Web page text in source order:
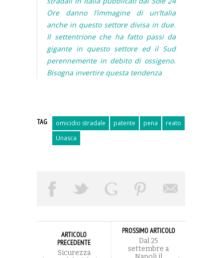
Ore danno l’immagine di un’Italia
anche in questo settore divisa in due.
Il settentrione che ha fatto passi da
gigante in questo settore ed il Sud
perennemente in debito di ossigeno.
Bisogna invertire questa tendenza
TAG omicidio stradale patente pena
reato
Unasca
ARTICOLO
PRECEDENTE
Sicurezza
PROSSIMO ARTICOLO
Dal 25
settembre a